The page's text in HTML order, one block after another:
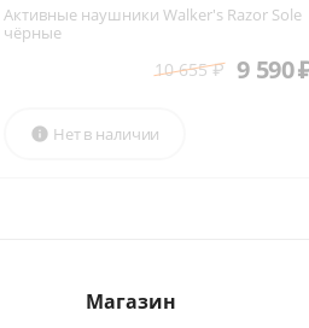
Активные наушники Walker's Razor Sole
чёрные
10 655 ₽ 9 590
Нет в наличии

Магазин